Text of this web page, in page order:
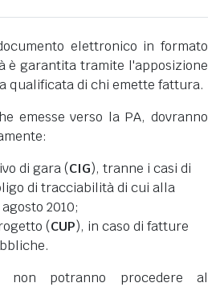
elettronico in formato
è garantita tramite l'apposizione
qualificata di chi emette fattura.
emesse verso la PA, dovranno
di gara (CIG), tranne i casi di
di tracciabilità di cui alla
2010;
(CUP), in caso di fatture
non potranno procedere al